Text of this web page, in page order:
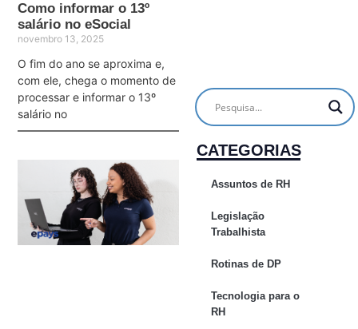
Como informar o 13º
salário no eSocial
novembro 13, 2025
O fim do ano se aproxima e,
com ele, chega o momento de
processar e informar o 13º
salário no
CATEGORIAS
Assuntos de RH
Legislação
Trabalhista
Rotinas de DP
Tecnologia para o
RH